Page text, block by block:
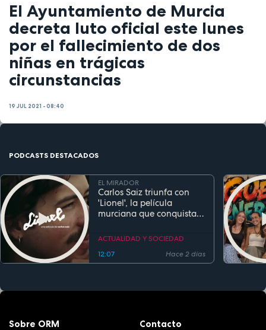
El Ayuntamiento de Murcia
decreta luto oficial este lunes
por el fallecimiento de dos
niñas en trágicas
circunstancias
19 JUL 2021 - 08:40
PODCASTS DESTACADOS
EL MIRADOR
Carlos Saiz triunfa con
'Lionel', la película
murciana que conquista
estreno
ACTUALIDAD Y SOCIEDAD
12:07
Hace 2 días
Sobre ORM
Contacto